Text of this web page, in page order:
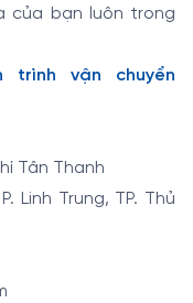
của bạn luôn trong
trình vận chuyển
Tân Thanh
Linh Trung, TP. Thủ